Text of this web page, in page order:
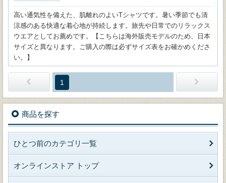
高い通気性を備えた、肌離れのよいTシャツです。暑い季節でも清
涼感のある快適な着心地が持続します。旅先や日常でのリラックス
ウエアとしてお薦めです。【こちらは海外販売モデルのため、日本
サイズと異なります。ご購入の際は必ずサイズ表をお確かめくださ
い。】
1
商品を探す
ひとつ前のカテゴリ一覧
オンラインストア トップ